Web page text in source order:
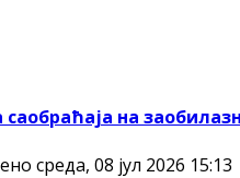
на
среда, 08 јул 2026 15:13